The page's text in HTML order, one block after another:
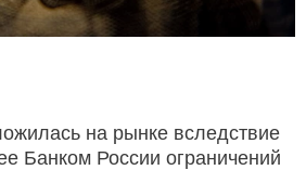
на рынке вследствие
Банком России ограничений